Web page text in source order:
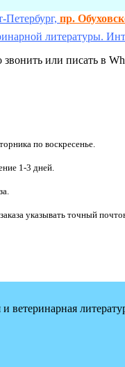
Петербург, пр.
литературы.
или писать в
по воскресенье.
1-3 дней.
указывать точный
ветеринарная